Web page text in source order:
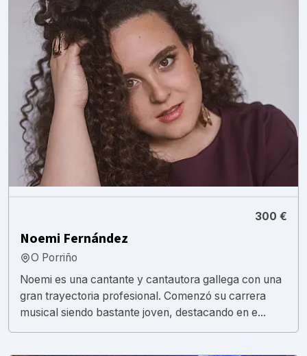
300 €
Noemi Fernández
O Porriño
Noemi es una cantante y cantautora gallega con una
gran trayectoria profesional. Comenzó su carrera
musical siendo bastante joven, destacando en e...